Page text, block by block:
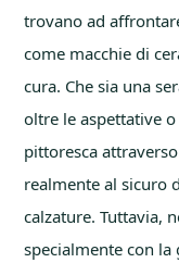
trovano ad
come macchie di
cura. Che sia una
oltre le aspettative
pittoresca
realmente al sicuro
calzature. Tuttavia,
specialmente con